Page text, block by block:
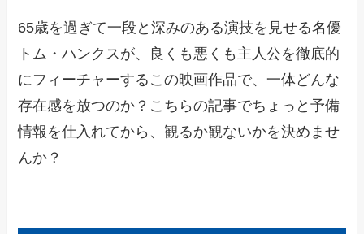
65歳を過ぎて一段と深みのある演技を見せる名優
トム・ハンクスが、良くも悪くも主人公を徹底的
にフィーチャーするこの映画作品で、一体どんな
存在感を放つのか？こちらの記事でちょっと予備
情報を仕入れてから、観るか観ないかを決めませ
んか？